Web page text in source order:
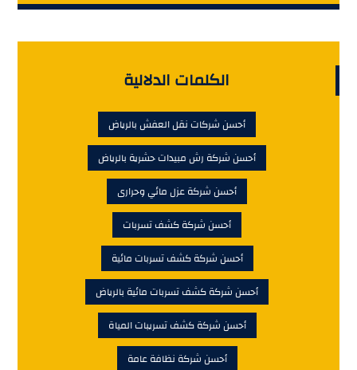
الكلمات الدلالية
أحسن شركات نقل العفش بالرياض
أحسن شركة رش مبيدات حشرية بالرياض
أحسن شركة عزل مائي وحرارى
أحسن شركة كشف تسربات
أحسن شركة كشف تسربات مائية
أحسن شركة كشف تسربات مائية بالرياض
أحسن شركة كشف تسريبات المياة
أحسن شركة نظافة عامة